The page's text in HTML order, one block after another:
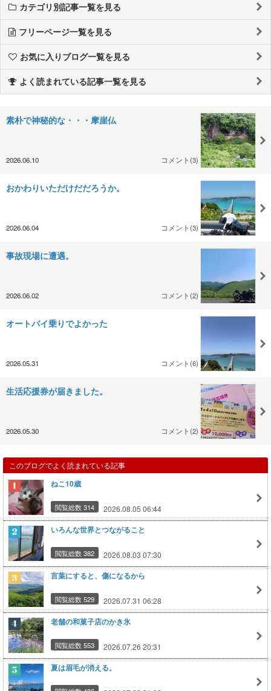
カテゴリ別記事一覧を見る
フリーページ一覧を見る
お気に入りブログ一覧を見る
よく読まれている記事一覧を見る
素朴で神秘的な・・・摩崖仏
2026.06.10 コメント(3)
おかわりいただけだだろうか。
2026.06.04 コメント(3)
事故現場に遭遇。
2026.06.02 コメント(2)
オートバイ乗りでよかった
2026.05.31 コメント(6)
生活応援券が届きました。
2026.05.30 コメント(2)
このブログでよく読まれている記事
ねこ10歳
閲覧総数 314 2026.08.05 06:44
いろんな世界とつながること
閲覧総数 382 2026.08.03 07:30
言葉にすると、傷になるから
閲覧総数 529 2026.07.31 06:28
老舗の和菓子店のかき氷
閲覧総数 553 2026.07.26 20:31
夏は眉毛が消える。